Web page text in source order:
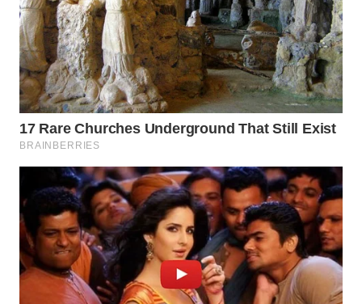
WN
MADURA
WN
SURABAYA
WN
NATUNA
WN
BINTAN
WN
MANDALIKA